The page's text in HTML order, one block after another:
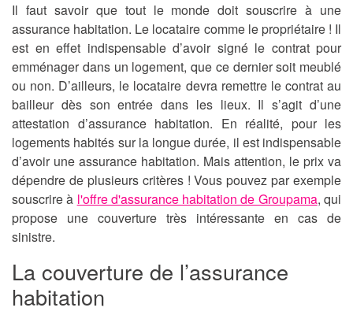
Il faut savoir que tout le monde doit souscrire à une
assurance habitation. Le locataire comme le propriétaire ! Il
est en effet indispensable d’avoir signé le contrat pour
emménager dans un logement, que ce dernier soit meublé
ou non. D’ailleurs, le locataire devra remettre le contrat au
bailleur dès son entrée dans les lieux. Il s’agit d’une
attestation d’assurance habitation. En réalité, pour les
logements habités sur la longue durée, il est indispensable
d’avoir une assurance habitation. Mais attention, le prix va
dépendre de plusieurs critères ! Vous pouvez par exemple
souscrire à l'offre d'assurance habitation de Groupama, qui
propose une couverture très intéressante en cas de
sinistre.
La couverture de l’assurance
habitation